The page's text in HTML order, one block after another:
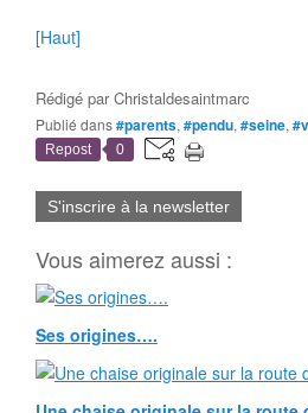
[Haut]
Rédigé parChristaldesaintmarc
Publié dans#parents, #pendu, #seine,
Repost 0
S'inscrire à la newsletter
Vous aimerez aussi :
Ses origines….